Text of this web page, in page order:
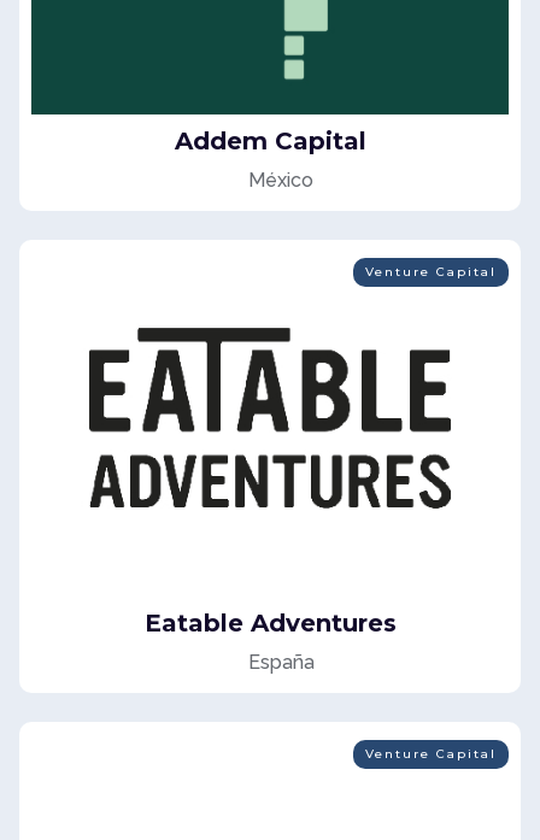
Addem Capital
México
Venture Capital
Eatable Adventures
España
Venture Capital